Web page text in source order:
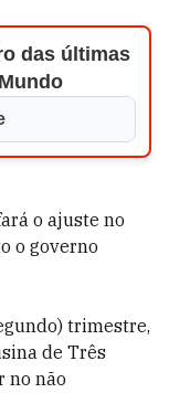
das últimas
o ajuste no
o governo
trimestre,
de Três
no não